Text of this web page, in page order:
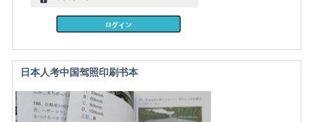
日本人考中国驾照印刷书本